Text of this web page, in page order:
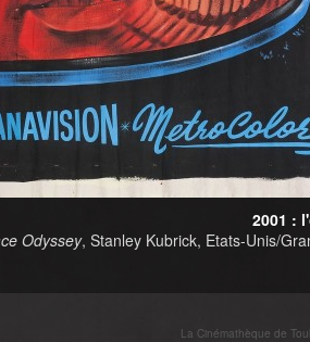
2001 :
Odyssey, Stanley Kubrick, Etats-Unis/
La Cinémathèque de